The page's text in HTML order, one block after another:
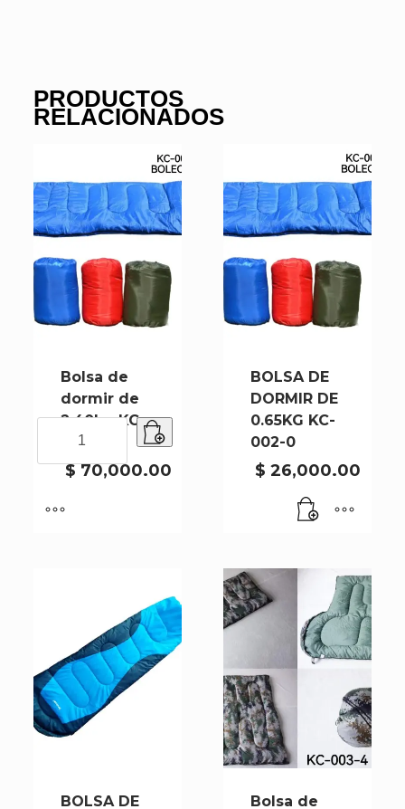
PRODUCTOS
RELACIONADOS
Bolsa de
dormir de
2.40kg KC-
002-4
$70,000.00
dormir
2.40kg
BOLSA DE
DORMIR DE
0.65KG KC-
002-0
$ 26,000.00
BOLSA DE
Bolsa de